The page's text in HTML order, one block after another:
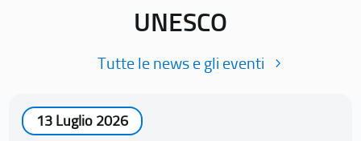
UNESCO
Tutte le news e gli eventi
13 Luglio 2026